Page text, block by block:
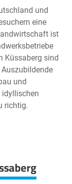
und
eine
ist
Küssaberg sind
Auszubildende
und
idyllischen
richtig.